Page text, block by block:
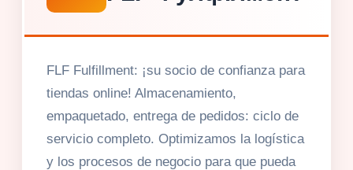
FLF Fulfillment: ¡su socio de confianza para
tiendas online! Almacenamiento,
empaquetado, entrega de pedidos: ciclo de
servicio completo. Optimizamos la logística
y los procesos de negocio para que pueda